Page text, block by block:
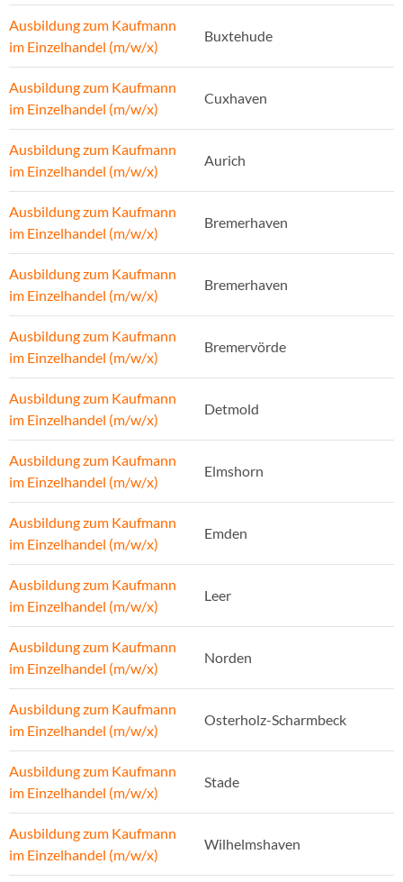
Ausbildung zum Kaufmann
im Einzelhandel (m/w/x)
Buxtehude
Ausbildung zum Kaufmann
im Einzelhandel (m/w/x)
Cuxhaven
Ausbildung zum Kaufmann
im Einzelhandel (m/w/x)
Aurich
Ausbildung zum Kaufmann
im Einzelhandel (m/w/x)
Bremerhaven
Ausbildung zum Kaufmann
im Einzelhandel (m/w/x)
Bremerhaven
Ausbildung zum Kaufmann
im Einzelhandel (m/w/x)
Bremervörde
Ausbildung zum Kaufmann
im Einzelhandel (m/w/x)
Detmold
Ausbildung zum Kaufmann
im Einzelhandel (m/w/x)
Elmshorn
Ausbildung zum Kaufmann
im Einzelhandel (m/w/x)
Emden
Ausbildung zum Kaufmann
im Einzelhandel (m/w/x)
Leer
Ausbildung zum Kaufmann
im Einzelhandel (m/w/x)
Norden
Ausbildung zum Kaufmann
im Einzelhandel (m/w/x)
Osterholz-Scharmbeck
Ausbildung zum Kaufmann
im Einzelhandel (m/w/x)
Stade
Ausbildung zum Kaufmann
im Einzelhandel (m/w/x)
Wilhelmshaven